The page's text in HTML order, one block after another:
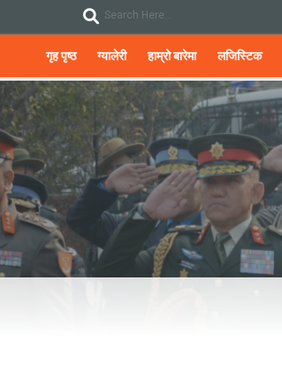
गृह पृष्ठ ग्यालेरी हाम्रो बारेमा लजिस्टिक